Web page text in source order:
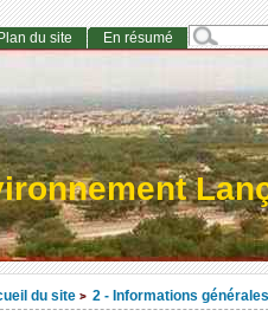
du site > 2 - Informations générales
Plan du site En résumé